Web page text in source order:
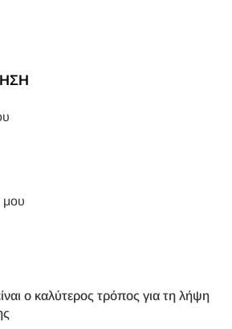
μου
ο καλύτερος τρόπος για τη λήψη